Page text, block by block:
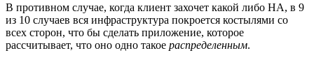
В противном случае, когда клиент захочет какой либо HA, в 9
из 10 случаев вся инфраструктура покроется костылями со
всех сторон, что бы сделать приложение, которое
рассчитывает, что оно одно такое распределенным.